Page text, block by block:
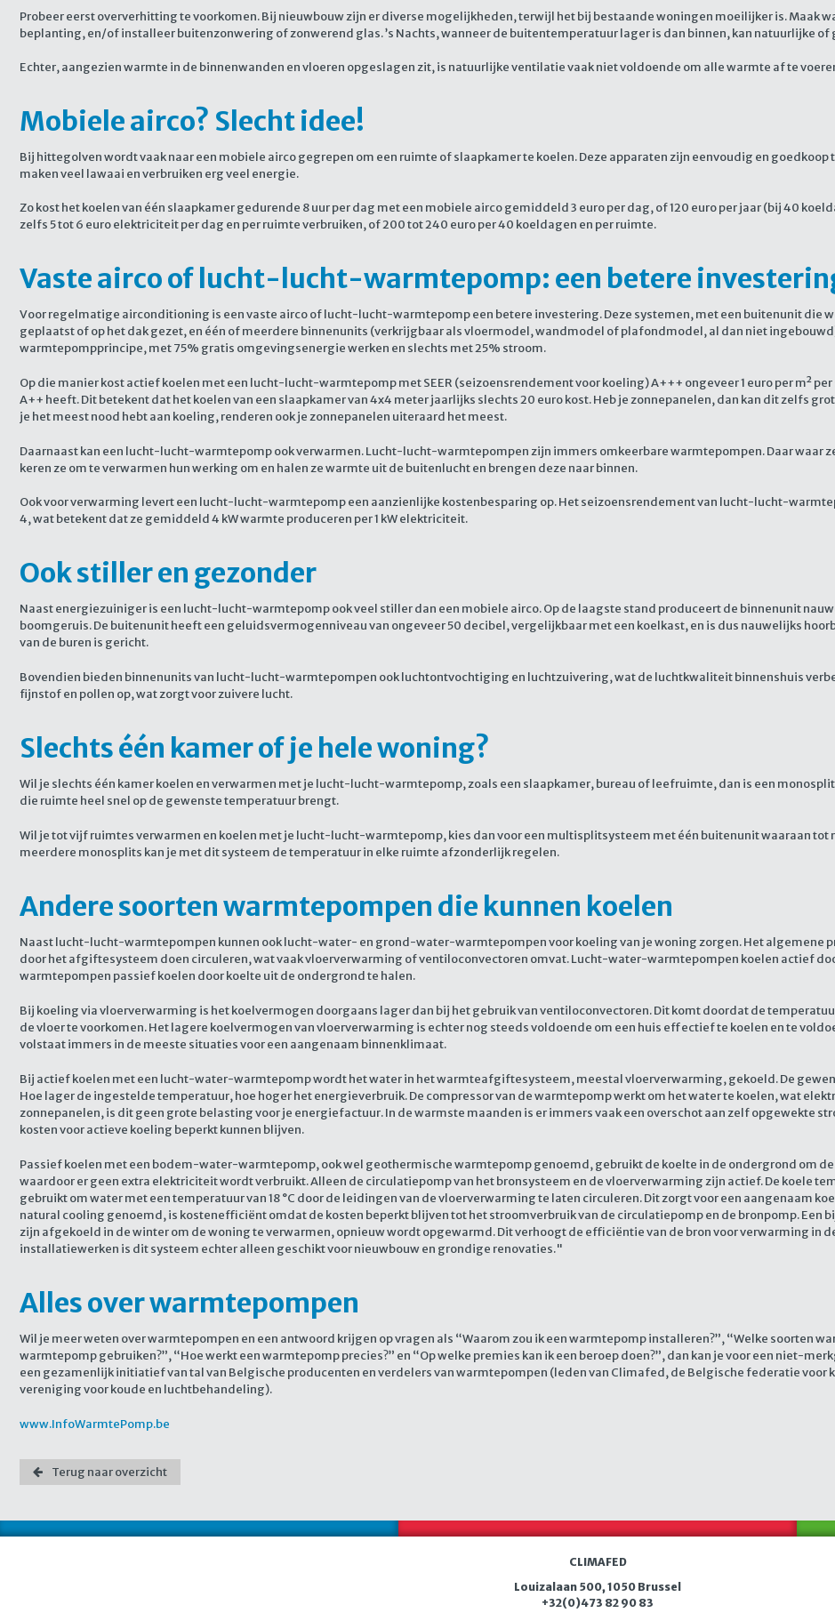
Probeer eerst oververhitting te voorkomen. Bij nieuwbouw zijn er diverse mogelijkheden, terwijl het bij bestaande woningen moeilijker is. Maak
beplanting, en/of installeer buitenzonwering of zonwerend glas. ’s Nachts, wanneer de buitentemperatuur lager is dan binnen, kan natuurlijke
Echter, aangezien warmte in de binnenwanden en vloeren opgeslagen zit, is natuurlijke ventilatie vaak niet voldoende om alle warmte af te
Mobiele airco? Slecht idee!
Bij hittegolven wordt vaak naar een mobiele airco gegrepen om een ruimte of slaapkamer te koelen. Deze apparaten zijn eenvoudig en
maken veel lawaai en verbruiken erg veel energie.
Zo kost het koelen van één slaapkamer gedurende 8 uur per dag met een mobiele airco gemiddeld 3 euro per dag, of 120 euro per jaar (bij 40
zelfs 5 tot 6 euro elektriciteit per dag en per ruimte verbruiken, of 200 tot 240 euro per 40 koeldagen en per ruimte.
Vaste airco of lucht-lucht-warmtepomp: een betere
Voor regelmatige airconditioning is een vaste airco of lucht-lucht-warmtepomp een betere investering. Deze systemen, met een buitenunit die
geplaatst of op het dak gezet, en één of meerdere binnenunits (verkrijgbaar als vloermodel, wandmodel of plafondmodel, al dan niet
warmtepompprincipe, met 75% gratis omgevingsenergie werken en slechts met 25% stroom.
Op die manier kost actief koelen met een lucht-lucht-warmtepomp met SEER (seizoensrendement voor koeling) A+++ ongeveer 1 euro per m² per
A++ heeft. Dit betekent dat het koelen van een slaapkamer van 4x4 meter jaarlijks slechts 20 euro kost. Heb je zonnepanelen, dan kan dit zelfs
je het meest nood hebt aan koeling, renderen ook je zonnepanelen uiteraard het meest.
Daarnaast kan een lucht-lucht-warmtepomp ook verwarmen. Lucht-lucht-warmtepompen zijn immers omkeerbare warmtepompen. Daar waar
keren ze om te verwarmen hun werking om en halen ze warmte uit de buitenlucht en brengen deze naar binnen.
Ook voor verwarming levert een lucht-lucht-warmtepomp een aanzienlijke kostenbesparing op. Het seizoensrendement van lucht-lucht-
4, wat betekent dat ze gemiddeld 4 kW warmte produceren per 1 kW elektriciteit.
Ook stiller en gezonder
Naast energiezuiniger is een lucht-lucht-warmtepomp ook veel stiller dan een mobiele airco. Op de laagste stand produceert de binnenunit
boomgeruis. De buitenunit heeft een geluidsvermogenniveau van ongeveer 50 decibel, vergelijkbaar met een koelkast, en is dus nauwelijks
van de buren is gericht.
Bovendien bieden binnenunits van lucht-lucht-warmtepompen ook luchtontvochtiging en luchtzuivering, wat de luchtkwaliteit binnenshuis
fijnstof en pollen op, wat zorgt voor zuivere lucht.
Slechts één kamer of je hele woning?
Wil je slechts één kamer koelen en verwarmen met je lucht-lucht-warmtepomp, zoals een slaapkamer, bureau of leefruimte, dan is een
die ruimte heel snel op de gewenste temperatuur brengt.
Wil je tot vijf ruimtes verwarmen en koelen met je lucht-lucht-warmtepomp, kies dan voor een multisplitsysteem met één buitenunit waaraan
meerdere monosplits kan je met dit systeem de temperatuur in elke ruimte afzonderlijk regelen.
Andere soorten warmtepompen die kunnen koelen
Naast lucht-lucht-warmtepompen kunnen ook lucht-water- en grond-water-warmtepompen voor koeling van je woning zorgen. Het algemene
door het afgiftesysteem doen circuleren, wat vaak vloerverwarming of ventiloconvectoren omvat. Lucht-water-warmtepompen koelen actief
warmtepompen passief koelen door koelte uit de ondergrond te halen.
Bij koeling via vloerverwarming is het koelvermogen doorgaans lager dan bij het gebruik van ventiloconvectoren. Dit komt doordat de
de vloer te voorkomen. Het lagere koelvermogen van vloerverwarming is echter nog steeds voldoende om een huis effectief te koelen en te
volstaat immers in de meeste situaties voor een aangenaam binnenklimaat.
Bij actief koelen met een lucht-water-warmtepomp wordt het water in het warmteafgiftesysteem, meestal vloerverwarming, gekoeld. De
Hoe lager de ingestelde temperatuur, hoe hoger het energieverbruik. De compressor van de warmtepomp werkt om het water te koelen, wat
zonnepanelen, is dit geen grote belasting voor je energiefactuur. In de warmste maanden is er immers vaak een overschot aan zelf opgewekte
kosten voor actieve koeling beperkt kunnen blijven.
Passief koelen met een bodem-water-warmtepomp, ook wel geothermische warmtepomp genoemd, gebruikt de koelte in de ondergrond om
waardoor er geen extra elektriciteit wordt verbruikt. Alleen de circulatiepomp van het bronsysteem en de vloerverwarming zijn actief. De koele
gebruikt om water met een temperatuur van 18 °C door de leidingen van de vloerverwarming te laten circuleren. Dit zorgt voor een aangenaam
natural cooling genoemd, is kostenefficiënt omdat de kosten beperkt blijven tot het stroomverbruik van de circulatiepomp en de bronpomp. Een
zijn afgekoeld in de winter om de woning te verwarmen, opnieuw wordt opgewarmd. Dit verhoogt de efficiëntie van de bron voor verwarming in
installatiewerken is dit systeem echter alleen geschikt voor nieuwbouw en grondige renovaties."
Alles over warmtepompen
Wil je meer weten over warmtepompen en een antwoord krijgen op vragen als “Waarom zou ik een warmtepomp installeren?”, “Welke soorten
warmtepomp gebruiken?”, “Hoe werkt een warmtepomp precies?” en “Op welke premies kan ik een beroep doen?”, dan kan je voor een niet-
een gezamenlijk initiatief van tal van Belgische producenten en verdelers van warmtepompen (leden van Climafed, de Belgische federatie voor
vereniging voor koude en luchtbehandeling).
www.InfoWarmtePomp.be
Terug naar overzicht
CLIMAFED
Louizalaan 500, 1050 Brussel
+32(0)473 82 90 83